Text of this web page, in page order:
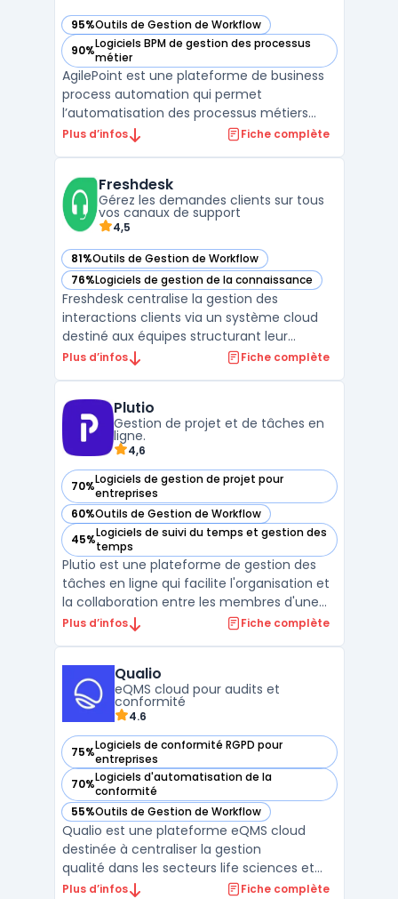
95%Outils de Gestion de Workflow
— voir AgilePoint dans cette catégorie
90%Logiciels BPM de gestion des processus
métier
— voir AgilePoint dans cette catégorie
AgilePoint est une plateforme de business
process automation qui permet
l’automatisation des processus métiers
dans les entreprises. Elle s’appuie sur
adapter des workflows transverses, tout en
harm ...
Plus d’infos Fiche complète
Freshdesk
Gérez les demandes clients sur tous
vos canaux de support
4,5
81%Outils de Gestion de Workflow
— voir Freshdesk dans cette catégorie
76%Logiciels de gestion de la connaissance
— voir Freshdesk dans cette catégorie
Freshdesk centralise la gestion des
interactions clients via un système cloud
destiné aux équipes structurant leur
support au quotidien. Les PME B2B, les
pour organiser les processus de support
client. La plateforme co ...
Plus d’infos Fiche complète
Plutio
Gestion de projet et de tâches en
ligne.
4,6
70%Logiciels de gestion de projet pour
entreprises
— voir Plutio dans cette catégorie
60%Outils de Gestion de Workflow
— voir Plutio dans cette catégorie
45%Logiciels de suivi du temps et gestion des
temps
— voir Plutio dans cette catégorie
Plutio est une plateforme de gestion des
tâches en ligne qui facilite l'organisation et
la collaboration entre les membres d'une
équipe. Elle comprend des fonctionnalités
calendriers, les fichiers et la messager ...
Plus d’infos Fiche complète
Qualio
eQMS cloud pour audits et
conformité
4.6
75%Logiciels de conformité RGPD pour
entreprises
— voir Qualio dans cette catégorie
70%Logiciels d'automatisation de la
conformité
— voir Qualio dans cette catégorie
55%Outils de Gestion de Workflow
— voir Qualio dans cette catégorie
Qualio est une plateforme eQMS cloud
destinée à centraliser la gestion
qualité dans les secteurs life sciences et
dispositifs médicaux. La solution propose
Plus d’infos Fiche complète